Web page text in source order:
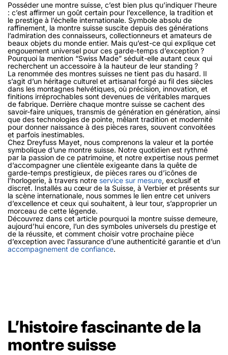
Posséder une montre suisse, c’est bien plus qu’indiquer l’heure
: c’est affirmer un goût certain pour l’excellence, la tradition et
le prestige à l’échelle internationale. Symbole absolu de
raffinement, la montre suisse suscite depuis des générations
l’admiration des connaisseurs, collectionneurs et amateurs de
beaux objets du monde entier. Mais qu’est-ce qui explique cet
engouement universel pour ces garde-temps d’exception ?
Pourquoi la mention “Swiss Made” séduit-elle autant ceux qui
recherchent un accessoire à la hauteur de leur standing ?
La renommée des montres suisses ne tient pas du hasard. Il
s’agit d’un héritage culturel et artisanal forgé au fil des siècles
dans les montagnes helvétiques, où précision, innovation, et
finitions irréprochables sont devenues de véritables marques
de fabrique. Derrière chaque montre suisse se cachent des
savoir-faire uniques, transmis de génération en génération, ainsi
que des technologies de pointe, mêlant tradition et modernité
pour donner naissance à des pièces rares, souvent convoitées
et parfois inestimables.
Chez Dreyfuss Mayet, nous comprenons la valeur et la portée
symbolique d’une montre suisse. Notre quotidien est rythmé
par la passion de ce patrimoine, et notre expertise nous permet
d’accompagner une clientèle exigeante dans la quête de
garde-temps prestigieux, de pièces rares ou d’icônes de
l’horlogerie, à travers notre service sur mesure, exclusif et
discret. Installés au cœur de la Suisse, à Verbier et présents sur
la scène internationale, nous sommes le lien entre cet univers
d’excellence et ceux qui souhaitent, à leur tour, s’approprier un
morceau de cette légende.
Découvrez dans cet article pourquoi la montre suisse demeure,
aujourd’hui encore, l’un des symboles universels du prestige et
de la réussite, et comment choisir votre prochaine pièce
d’exception avec l’assurance d’une authenticité garantie et d’un
accompagnement de confiance.
L’histoire fascinante de la
montre suisse